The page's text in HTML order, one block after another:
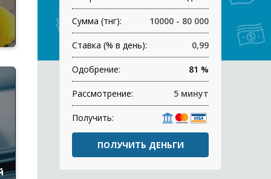
Сумма (тнг): 10000 - 80 000
Ставка (% в день): 0,99
Одобрение: 81 %
Рассмотрение: 5 минут
Получить:
ПОЛУЧИТЬ ДЕНЬГИ